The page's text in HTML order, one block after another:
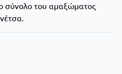
σύνολο του αμαξώματος